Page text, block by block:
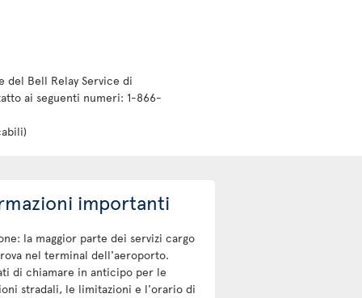
del Bell Relay Service di
ai seguenti numeri: 1-866-
importanti
la maggior parte dei servizi cargo
nel terminal dell'aeroporto.
di chiamare in anticipo per le
stradali, le limitazioni e l'orario di